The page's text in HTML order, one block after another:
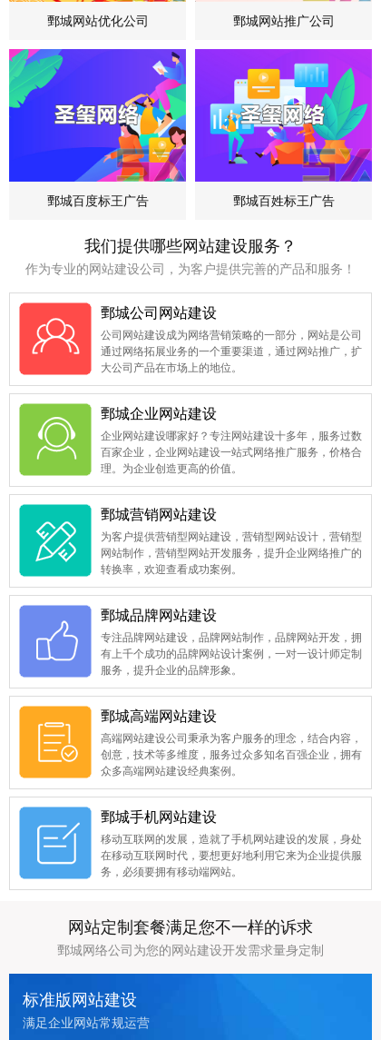
鄄城网站优化公司 鄄城网站推广公司
鄄城百度标王广告 鄄城百姓标王广告
我们提供哪些网站建设服务？
作为专业的网站建设公司，为客户提供完善的产品和服务！
鄄城公司网站建设
公司网站建设成为网络营销策略的一部分，网站是公司
通过网络拓展业务的一个重要渠道，通过网站推广，扩
大公司产品在市场上的地位。
鄄城企业网站建设
企业网站建设哪家好？专注网站建设十多年，服务过数
百家企业，企业网站建设一站式网络推广服务，价格合
理。为企业创造更高的价值。
鄄城营销网站建设
为客户提供营销型网站建设，营销型网站设计，营销型
网站制作，营销型网站开发服务，提升企业网络推广的
转换率，欢迎查看成功案例。
鄄城品牌网站建设
专注品牌网站建设，品牌网站制作，品牌网站开发，拥
有上千个成功的品牌网站设计案例，一对一设计师定制
服务，提升企业的品牌形象。
鄄城高端网站建设
高端网站建设公司秉承为客户服务的理念，结合内容，
创意，技术等多维度，服务过众多知名百强企业，拥有
众多高端网站建设经典案例。
鄄城手机网站建设
移动互联网的发展，造就了手机网站建设的发展，身处
在移动互联网时代，要想更好地利用它来为企业提供服
务，必须要拥有移动端网站。
网站定制套餐满足您不一样的诉求
鄄城网络公司为您的网站建设开发需求量身定制
标准版网站建设
满足企业网站常规运营